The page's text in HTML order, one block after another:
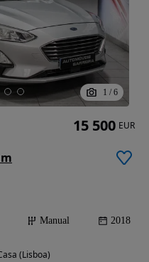
1 / 6
Manual 2018
(Lisboa)
15 500 EUR